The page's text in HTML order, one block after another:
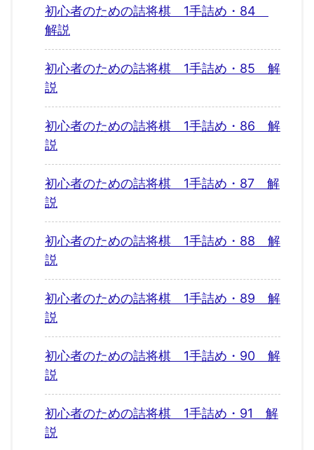
初心者のための詰将棋 1手詰め・84
解説
初心者のための詰将棋 1手詰め・85 解
説
初心者のための詰将棋 1手詰め・86 解
説
初心者のための詰将棋 1手詰め・87 解
説
初心者のための詰将棋 1手詰め・88 解
説
初心者のための詰将棋 1手詰め・89 解
説
初心者のための詰将棋 1手詰め・90 解
説
初心者のための詰将棋 1手詰め・91 解
説